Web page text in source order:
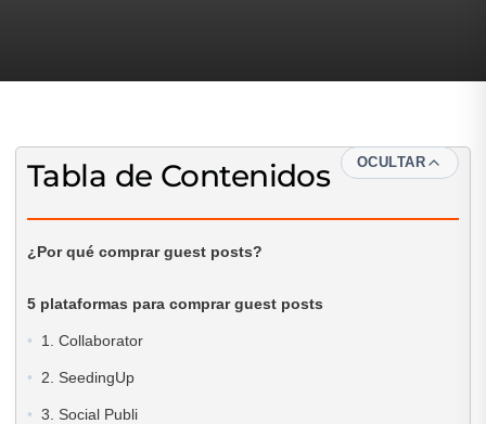
Tabla de Contenidos OCULTAR
¿Por qué comprar guest posts?
5 plataformas para comprar guest posts
1. Collaborator
2. SeedingUp
3. Social Publi